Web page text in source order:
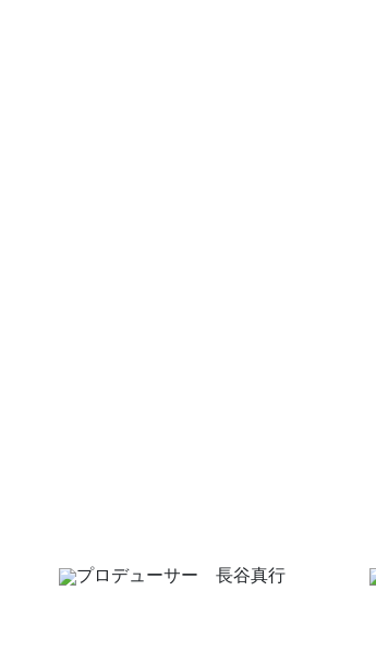
プロデューサー 長谷真行